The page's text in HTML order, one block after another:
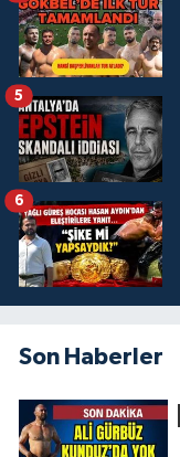
5
6
Son Haberler